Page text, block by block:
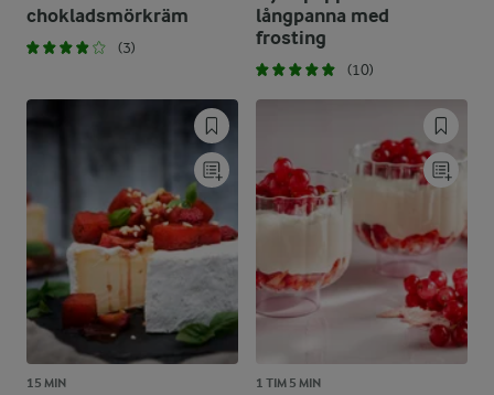
chokladsmörkräm
(3)
långpanna med
frosting
(10)
15 MIN 1 TIM 5 MIN